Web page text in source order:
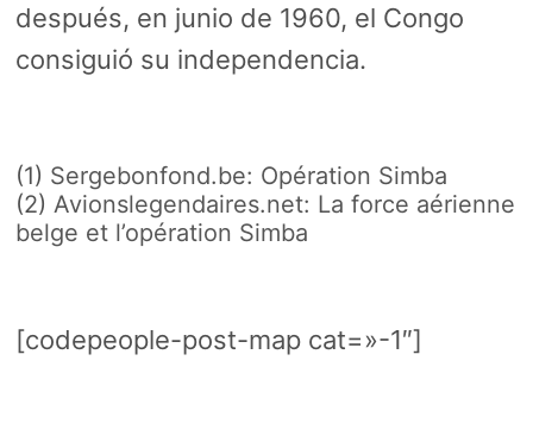
después, en junio de 1960, el Congo
consiguió su independencia.
(1) Sergebonfond.be: Opération Simba
(2) Avionslegendaires.net: La force aérienne
belge et l’opération Simba
[codepeople-post-map cat=»-1″]